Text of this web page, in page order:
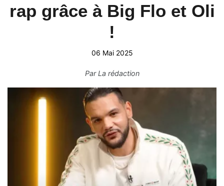
rap grâce à Big Flo et Oli
!
06 Mai 2025
ParLa rédaction